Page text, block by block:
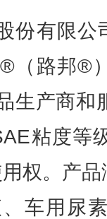
份有限公
（路邦®
生产商和
粘度等
权。产
车用尿